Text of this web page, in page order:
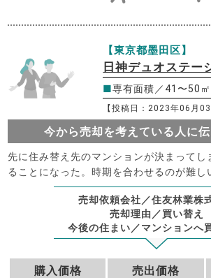
【東京都墨田区】
日神デュオステー
■専有面積／41〜50㎡
【投稿日：2023年06月03
今から売却を考えている人に
先に住み替え先のマンションが決まってし
ることになった。時期を合わせるのが難し
売却依頼会社／住友林業株
売却理由／買い替え
今後の住まい／マンションへ
購入価格 売出価格